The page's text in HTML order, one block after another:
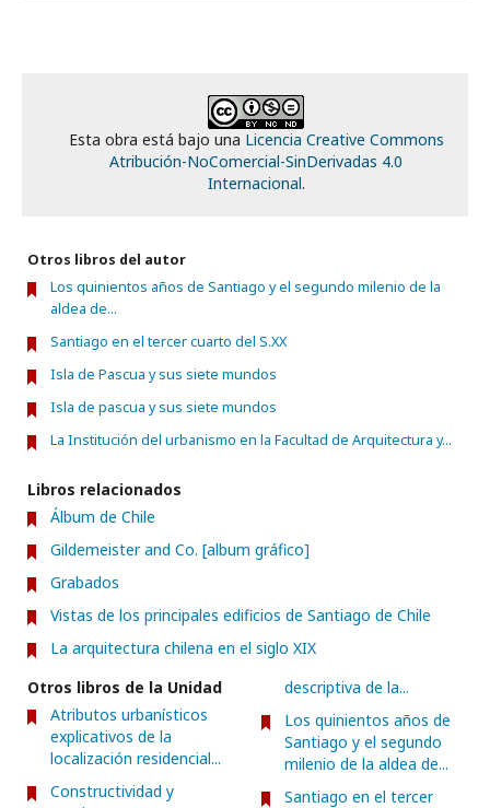
Esta obra está bajo una Licencia Creative Commons
Atribución-NoComercial-SinDerivadas 4.0
Internacional.
Otros libros del autor
Los quinientos años de Santiago y el segundo milenio de la
aldea de...
Santiago en el tercer cuarto del S.XX
Isla de Pascua y sus siete mundos
Isla de pascua y sus siete mundos
La Institución del urbanismo en la Facultad de Arquitectura y...
Libros relacionados
Álbum de Chile
Gildemeister and Co. [album gráfico]
Grabados
Vistas de los principales edificios de Santiago de Chile
La arquitectura chilena en el siglo XIX
Otros libros de la Unidad
Atributos urbanísticos
explicativos de la
localización residencial...
Constructividad y
descriptiva de la...
Los quinientos años de
Santiago y el segundo
milenio de la aldea de...
Santiago en el tercer